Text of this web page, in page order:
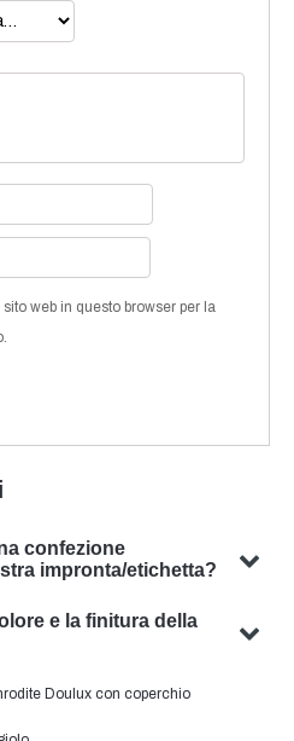
web in questo browser per la
confezione
impronta/etichetta?
è specializzato nello
specifiche.
e la finitura della
sarà lieto di consigliarvi il
Doulux con coperchio